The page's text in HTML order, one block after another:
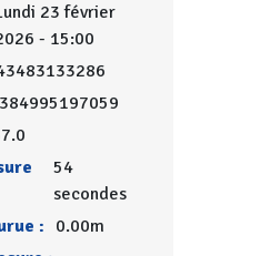
23 février
- 15:00
54
secondes
: 0.00m